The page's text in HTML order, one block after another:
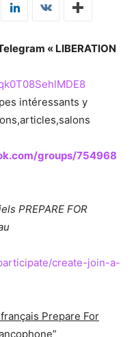
« LIBERATION
intéressants y
groups/754968
PREPARE FOR
create-join-a-
Prepare For